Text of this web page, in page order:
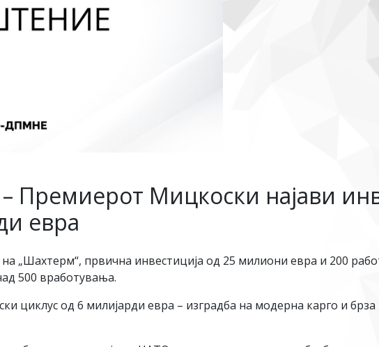
Премиерот Мицкоски најави
евра
„Шахтерм“, првична инвестиција од 25 милиони евра и 200
500 вработувања.
циклус од 6 милијарди евра – изградба на модерна карго и